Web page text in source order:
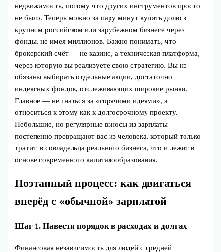
недвижимость, потому что других инструментов просто
не было. Теперь можно за пару минут купить долю в
крупном российском или зарубежном бизнесе через
фонды, не имея миллионов. Важно понимать, что
брокерский счёт — не казино, а техническая платформа,
через которую вы реализуете свою стратегию. Вы не
обязаны выбирать отдельные акции, достаточно
индексных фондов, отслеживающих широкие рынки.
Главное — не гнаться за «горячими идеями», а
относиться к этому как к долгосрочному проекту.
Небольшие, но регулярные взносы из зарплаты
постепенно превращают вас из человека, который только
тратит, в совладельца реального бизнеса, что и лежит в
основе современного капиталообразования.
Поэтапный процесс: как двигаться
вперёд с «обычной» зарплатой
Шаг 1. Навести порядок в расходах и долгах
Финансовая независимость для людей с средней